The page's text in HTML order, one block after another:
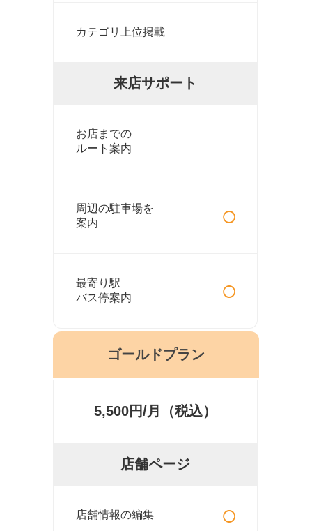
カテゴリ上位掲載
来店サポート
お店までの
ルート案内
周辺の駐車場を
案内
○
最寄り駅
バス停案内
○
ゴールドプラン
5,500円/月（税込）
店舗ページ
店舗情報の編集 ○